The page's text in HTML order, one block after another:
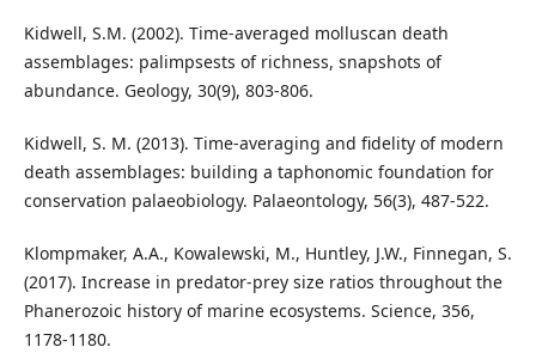
Kidwell, S.M. (2002). Time-averaged molluscan death
assemblages: palimpsests of richness, snapshots of
abundance. Geology, 30(9), 803-806.
Kidwell, S. M. (2013). Time‐averaging and fidelity of modern
death assemblages: building a taphonomic foundation for
conservation palaeobiology. Palaeontology, 56(3), 487-522.
Klompmaker, A.A., Kowalewski, M., Huntley, J.W., Finnegan, S.
(2017). Increase in predator-prey size ratios throughout the
Phanerozoic history of marine ecosystems. Science, 356,
1178-1180.